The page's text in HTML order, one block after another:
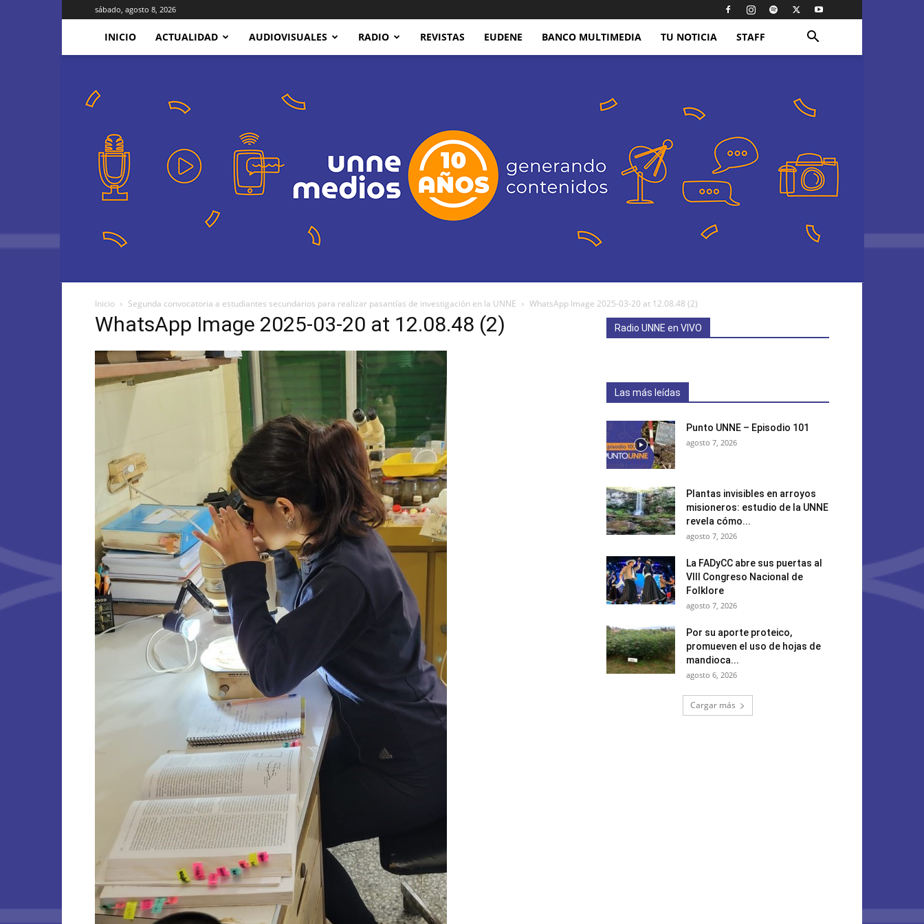
sábado, agosto 8, 2026
INICIO ACTUALIDAD AUDIOVISUALES RADIO REVISTAS EUDENE BANCO MULTIMEDIA TU NOTICIA STAFF
Medios
Inicio Segunda convocatoria a estudiantes secundarios para realizar pasantías de investigación en la UNNE WhatsApp Image 2025-03-20 at 12.08.48 (2)
WhatsApp Image 2025-03-20 at 12.08.48 (2) Radio UNNE en VIVO
Las más leídas
Punto UNNE – Episodio 101
agosto 7, 2026
Plantas invisibles en arroyos
misioneros: estudio de la UNNE
revela cómo...
agosto 7, 2026
La FADyCC abre sus puertas al
VIII Congreso Nacional de
Folklore
agosto 7, 2026
Por su aporte proteico,
promueven el uso de hojas de
mandioca...
agosto 6, 2026
Cargar más